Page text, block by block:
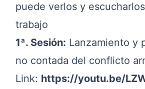
puede verlos y
trabajo
1ª. Sesión: Lanzamiento y
no contada del conflicto
Link: https://youtu.be/